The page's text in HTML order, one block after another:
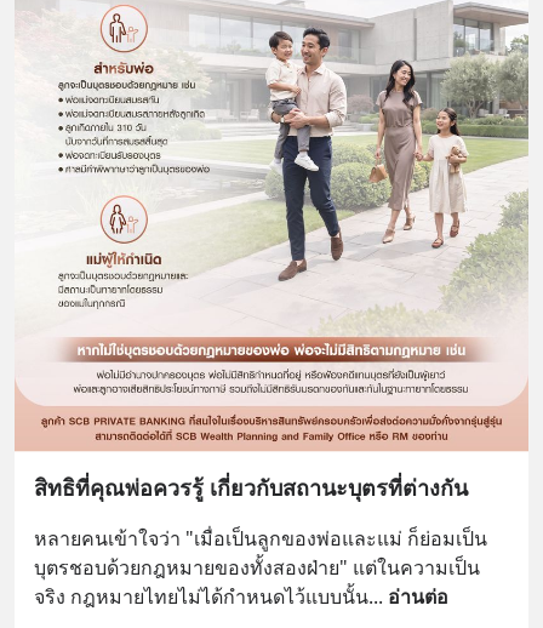
สิทธิที่คุณพ่อควรรู้ เกี่ยวกับสถานะบุตรที่ต่างกัน
หลายคนเข้าใจว่า "เมื่อเป็นลูกของพ่อและแม่ ก็ย่อมเป็น
บุตรชอบด้วยกฎหมายของทั้งสองฝ่าย" แต่ในความเป็น
จริง กฎหมายไทยไม่ได้กำหนดไว้แบบนั้น... อ่านต่อ